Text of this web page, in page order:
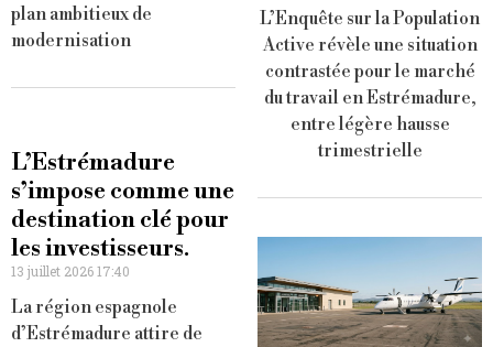
plan ambitieux de
modernisation
L’Estrémadure
s’impose comme une
destination clé pour
les investisseurs.
13 juillet 2026 17:40
La région espagnole
d’Estrémadure attire de
L’Enquête sur la Population
Active révèle une situation
contrastée pour le marché
du travail en Estrémadure,
entre légère hausse
trimestrielle